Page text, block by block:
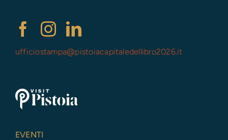
ufficiostampa@pistoiacapitaledellibro2026.it
EVENTI